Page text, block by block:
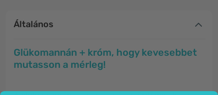
Általános
Glükomannán + króm, hogy kevesebbet
mutasson a mérleg!